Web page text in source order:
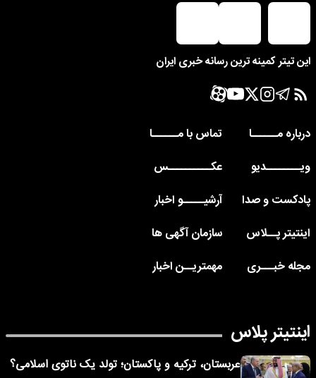
این تیتر کمینه ترین رسانه خبری ایران
درباره مــــــا
تماس با مــــــا
ویــــــــدیو
عکــــــــــس
پادکست و صدا
آرشیـــــو اخبار
اینتیتر پــلاس
سازمان آگهی ها
مجله خبـــری
مهمتریــن اخبار
اینتیتر پلاس
عربستان، ترکیه و پاکستان؛ تولد یک ناتوی اسلامی؟